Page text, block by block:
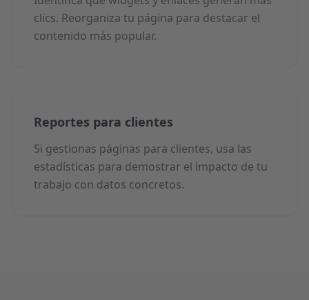
clics. Reorganiza tu página para destacar el
contenido más popular.
Reportes para clientes
Si gestionas páginas para clientes, usa las
estadísticas para demostrar el impacto de tu
trabajo con datos concretos.